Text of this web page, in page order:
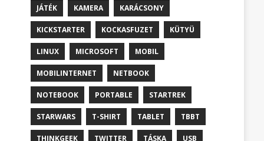
JÁTÉK KAMERA KARÁCSONY
KICKSTARTER KOCKASFUZET KÜTYÜ
LINUX MICROSOFT MOBIL
MOBILINTERNET NETBOOK
NOTEBOOK PORTABLE STARTREK
STARWARS T-SHIRT TABLET TBBT
THINKGEEK TWITTER TÁSKA USB